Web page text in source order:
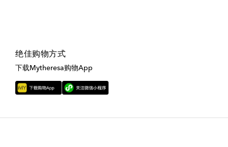
绝佳购物方式
下载Mytheresa购物App